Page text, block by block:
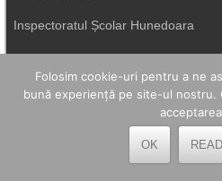
Inspectoratul Școlar Hunedoara
Consiliul Județean Hunedoara
Primăria Petrila
Folosim cookie-uri pentru a ne
bună experiență pe site-ul nostru.
OK